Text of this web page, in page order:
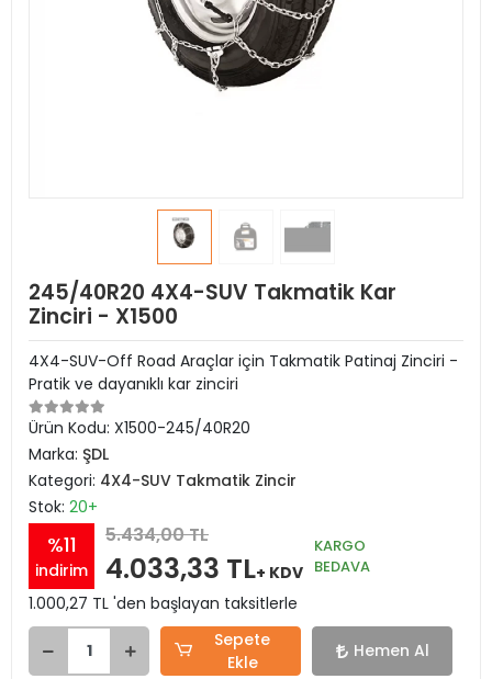
245/40R20 4X4-SUV Takmatik Kar
Zinciri - X1500
4X4-SUV-Off Road Araçlar için Takmatik Patinaj Zinciri -
Pratik ve dayanıklı kar zinciri
Ürün Kodu: X1500-245/40R20
Marka: ŞDL
Kategori: 4X4-SUV Takmatik Zincir
Stok: 20+
%11
indirim
5.434,00 TL
4.033,33 TL+ KDV
KARGO
BEDAVA
1.000,27 TL 'den başlayan taksitlerle
Sepete
Ekle
Hemen Al